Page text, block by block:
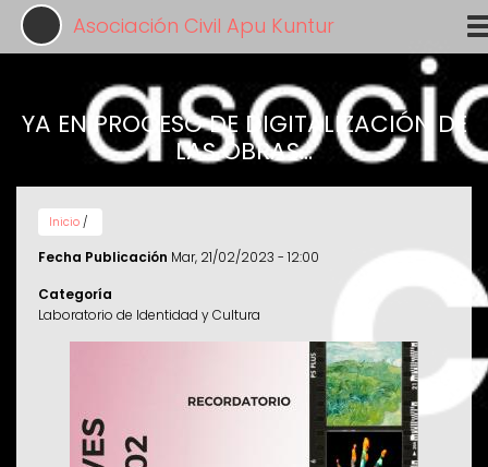
Pasar
contenido
Asociación Civil Apu Kuntur
YA EN PROCESO DE DIGITALIZACIÓN DE
LAS OBRAS...
Inicio /
Fecha Publicación Mar, 21/02/2023 - 12:00
Categoría
Laboratorio de Identidad y Cultura